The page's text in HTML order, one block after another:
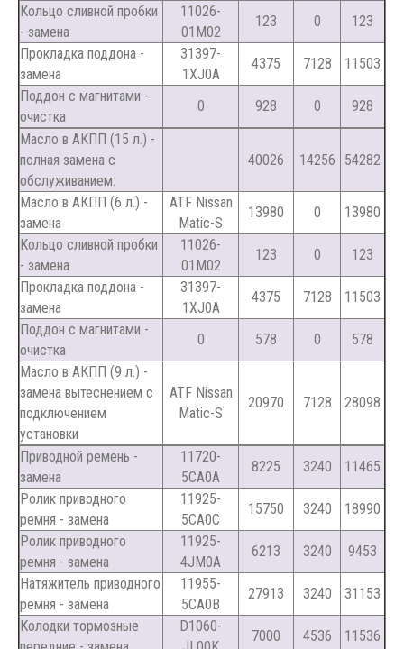
Кольцо сливной пробки
- замена
11026-
01M02
123 0
123
Прокладка поддона -
замена
31397-
1XJ0A
4375 7128
11503
Поддон с магнитами -
очистка
0 928 0
928
Масло в АКПП (15 л.) -
полная замена с
обслуживанием:
40026 14256 54282
Масло в АКПП (6 л.) -
замена
ATF Nissan
Matic-S
13980 0
13980
Кольцо сливной пробки
- замена
11026-
01M02
123 0
123
Прокладка поддона -
замена
31397-
1XJ0A
4375 7128
11503
Поддон с магнитами -
очистка
0 578 0
578
Масло в АКПП (9 л.) -
замена вытеснением с
подключением
установки
ATF Nissan
Matic-S
20970 7128 28098
Приводной ремень -
замена
11720-
5CA0A
8225 3240
11465
Ролик приводного
ремня - замена
11925-
5CA0C
15750 3240
18990
Ролик приводного
ремня - замена
11925-
4JM0A
6213 3240
9453
Натяжитель приводного
ремня - замена
11955-
5CA0B
27913 3240
31153
Колодки тормозные
D1060-
7000 4536 11536